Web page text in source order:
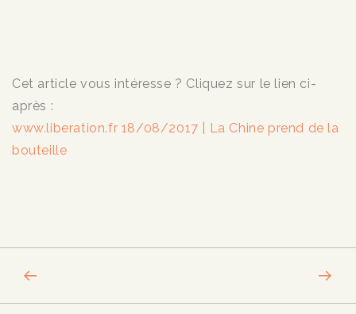
Cet article vous intéresse ? Cliquez sur le lien ci-
après :
www.liberation.fr 18/08/2017 | La Chine prend de la
bouteille